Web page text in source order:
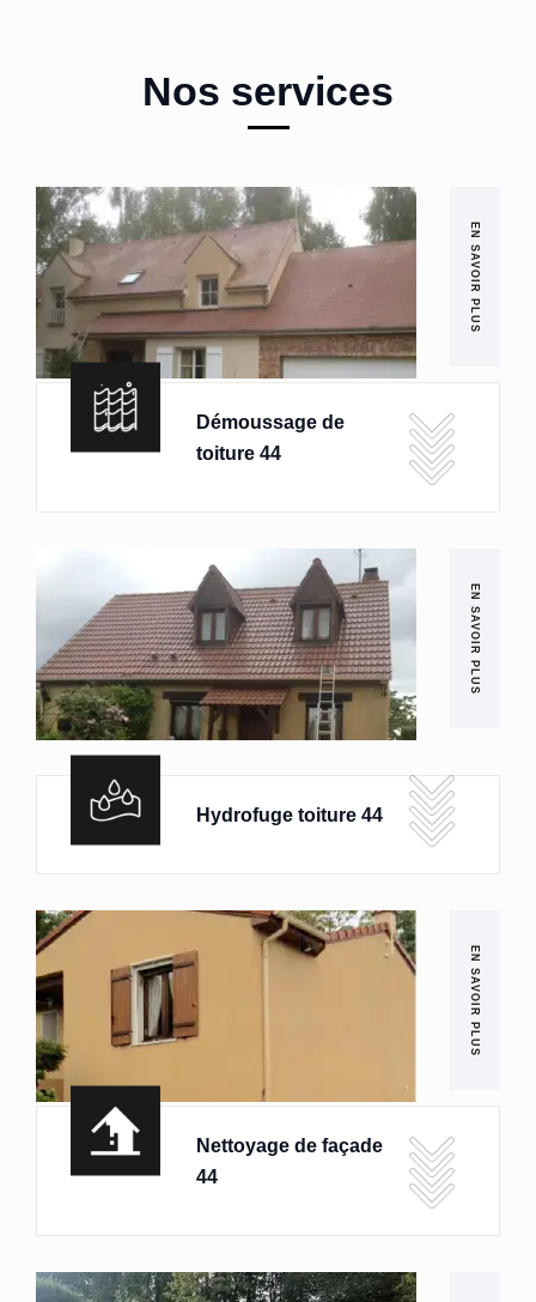
Nos services
EN SAVOIR PLUS
Démoussage de
toiture 44
EN SAVOIR PLUS
Hydrofuge toiture 44
EN SAVOIR PLUS
Nettoyage de façade
44